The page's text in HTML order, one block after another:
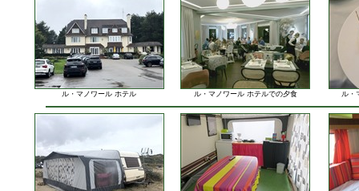
ル・マノワール ホテル ル・マノワール ホテルでの夕食 ル・